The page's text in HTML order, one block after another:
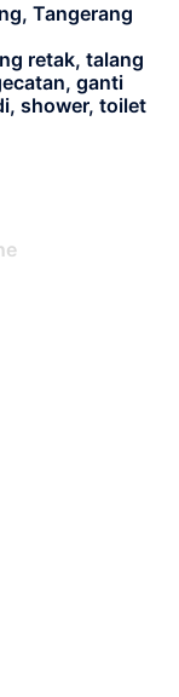
Tangerang
retak, talang
ganti
shower, toilet